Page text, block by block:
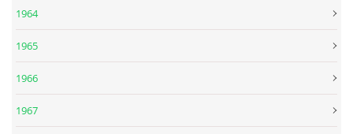
1964
1965
1966
1967